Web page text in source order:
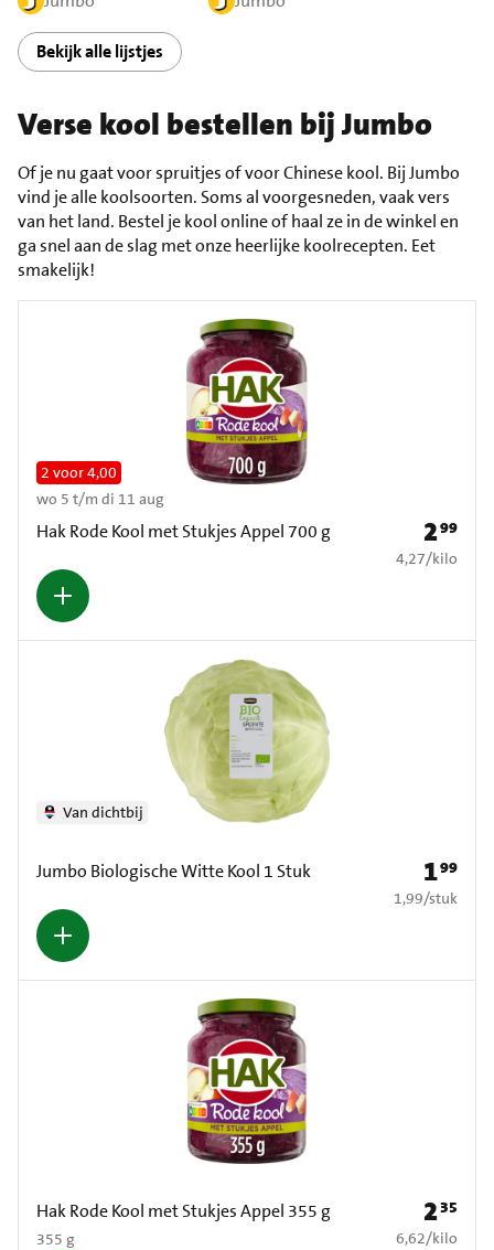
Bekijk alle lijstjes
Verse kool bestellen bij Jumbo
Of je nu gaat voor spruitjes of voor Chinese kool. Bij Jumbo
vind je alle koolsoorten. Soms al voorgesneden, vaak vers
van het land. Bestel je kool online of haal ze in de winkel en
ga snel aan de slag met onze heerlijke koolrecepten. Eet
smakelijk!
Hak Rode Kool met Stukjes Appel 700 g
2 voor 4,00
wo 5 t/m di 11 aug
Prijs: €
299
€ 4,27 per kilo
4,27/kilo
Jumbo Biologische Witte Kool 1 Stuk
Van dichtbij
Prijs: €
199
€ 1,99 per stuk
1,99/stuk
Hak Rode Kool met Stukjes Appel 355 g
355 g
Prijs: €
235
€ 6,62 per kilo
6,62/kilo